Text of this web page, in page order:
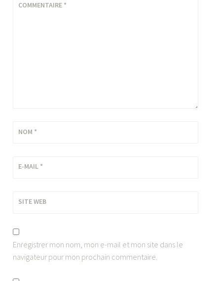
COMMENTAIRE *
NOM *
E-MAIL *
SITE WEB
Enregistrer mon nom, mon e-mail et mon site dans le
navigateur pour mon prochain commentaire.